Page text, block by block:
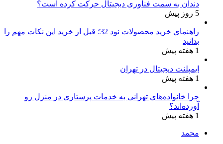
دندان به سمت فناوری دیجیتال حرکت کرده است؟
5 روز پیش
راهنمای خرید محصولات نود 32؛ قبل از خرید این نکات مهم را
بدانید
1 هفته پیش
ایمپلنت دیجیتال در تهران
1 هفته پیش
چرا خانواده‌های تهرانی به خدمات پرستاری در منزل رو
آورده‌اند؟
1 هفته پیش
محمد